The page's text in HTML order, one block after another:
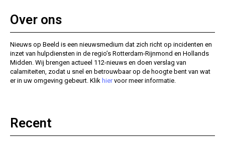
Over ons
Nieuws op Beeld is een nieuwsmedium dat zich richt op incidenten en
inzet van hulpdiensten in de regio’s Rotterdam-Rijnmond en Hollands
Midden. Wij brengen actueel 112-nieuws en doen verslag van
calamiteiten, zodat u snel en betrouwbaar op de hoogte bent van wat
er in uw omgeving gebeurt. Klik hiervoor meer informatie.
Recent